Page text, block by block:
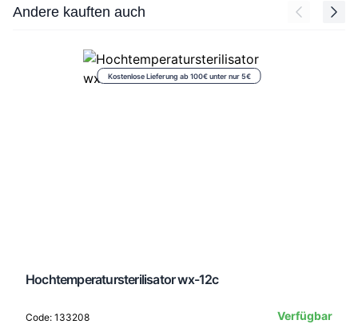
Press to skip carousel
Andere kauften auch
Kostenlose Lieferung ab 100€ unter nur 5€
Hochtemperatursterilisator wx-12c
Code: 133208
Verfügbar